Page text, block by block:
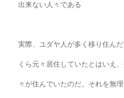
出来ない人々である
実際、ユダヤ人が多く移り住ん
くら元々居住していたとはいえ
々が住んでいたのだ。それを無